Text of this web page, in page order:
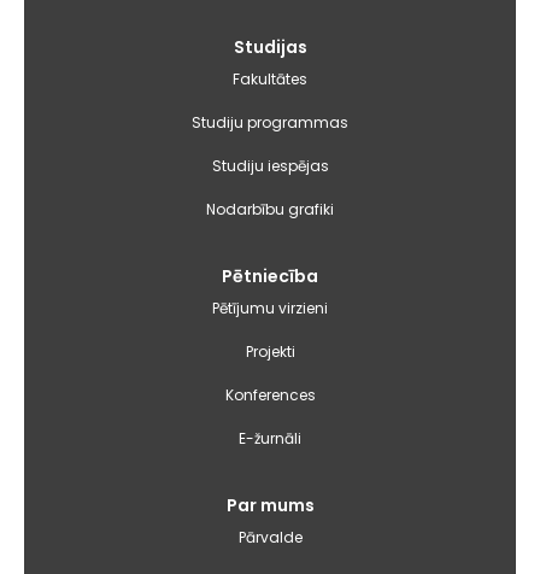
Studijas
Fakultātes
Studiju programmas
Studiju iespējas
Nodarbību grafiki
Pētniecība
Pētījumu virzieni
Projekti
Konferences
E-žurnāli
Par mums
Pārvalde